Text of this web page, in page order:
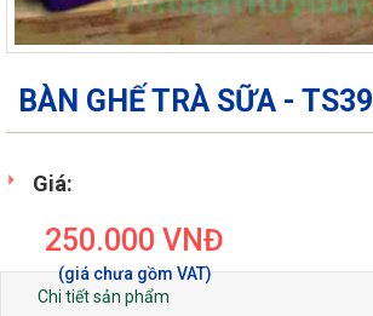
BÀN GHẾ TRÀ SỮA - TS39
Giá:
250.000 VNĐ
Chi tiết sản phẩm